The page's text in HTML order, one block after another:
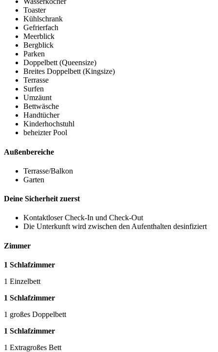
Toaster
Kühlschrank
Gefrierfach
Meerblick
Bergblick
Parken
Doppelbett (Queensize)
Breites Doppelbett (Kingsize)
Terrasse
Surfen
Umzäunt
Bettwäsche
Handtücher
Kinderhochstuhl
beheizter Pool
Außenbereiche
Terrasse/Balkon
Garten
Deine Sicherheit zuerst
Kontaktloser Check-In und Check-Out
Die Unterkunft wird zwischen den Aufenthalten desinfiziert
Zimmer
1 Schlafzimmer
1 Einzelbett
1 Schlafzimmer
1 großes Doppelbett
1 Schlafzimmer
1 Extragroßes Bett